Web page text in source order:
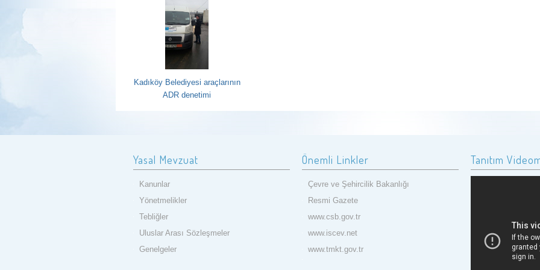
Kadıköy Belediyesi araçlarının
ADR denetimi
Yasal Mevzuat
Kanunlar
Yönetmelikler
Tebliğler
Uluslar Arası Sözleşmeler
Genelgeler
Önemli Linkler
Çevre ve Şehircilik Bakanlığı
Resmi Gazete
www.csb.gov.tr
www.iscev.net
www.tmkt.gov.tr
Tanıtım